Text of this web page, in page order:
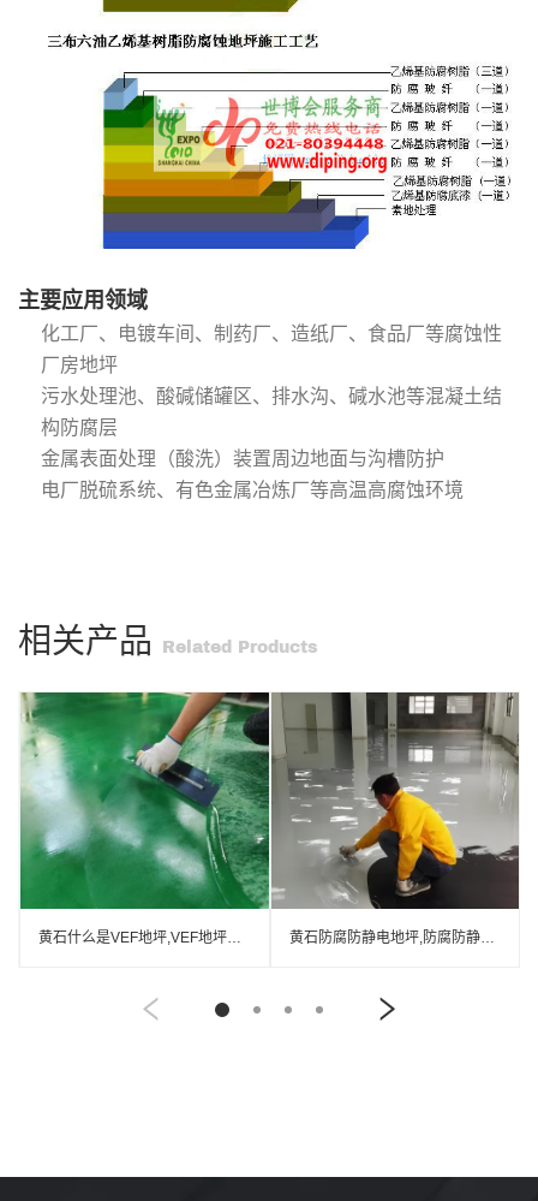
主要应用领域
化工厂、电镀车间、制药厂、造纸厂、食品厂等腐蚀性
厂房地坪
污水处理池、酸碱储罐区、排水沟、碱水池等混凝土结
构防腐层
金属表面处理（酸洗）装置周边地面与沟槽防护
电厂脱硫系统、有色金属冶炼厂等高温高腐蚀环境
相关产品 Related Products
黄石什么是VEF地坪,VEF地坪厂家 黄石防腐防静电地坪,防腐防静电自流平地坪